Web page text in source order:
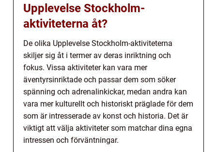
Upplevelse Stockholm-
aktiviteterna åt?
De olika Upplevelse Stockholm-aktiviteterna
skiljer sig åt i termer av deras inriktning och
fokus. Vissa aktiviteter kan vara mer
äventyrsinriktade och passar dem som söker
spänning och adrenalinkickar, medan andra kan
vara mer kulturellt och historiskt präglade för dem
som är intresserade av konst och historia. Det är
viktigt att välja aktiviteter som matchar dina egna
intressen och förväntningar.